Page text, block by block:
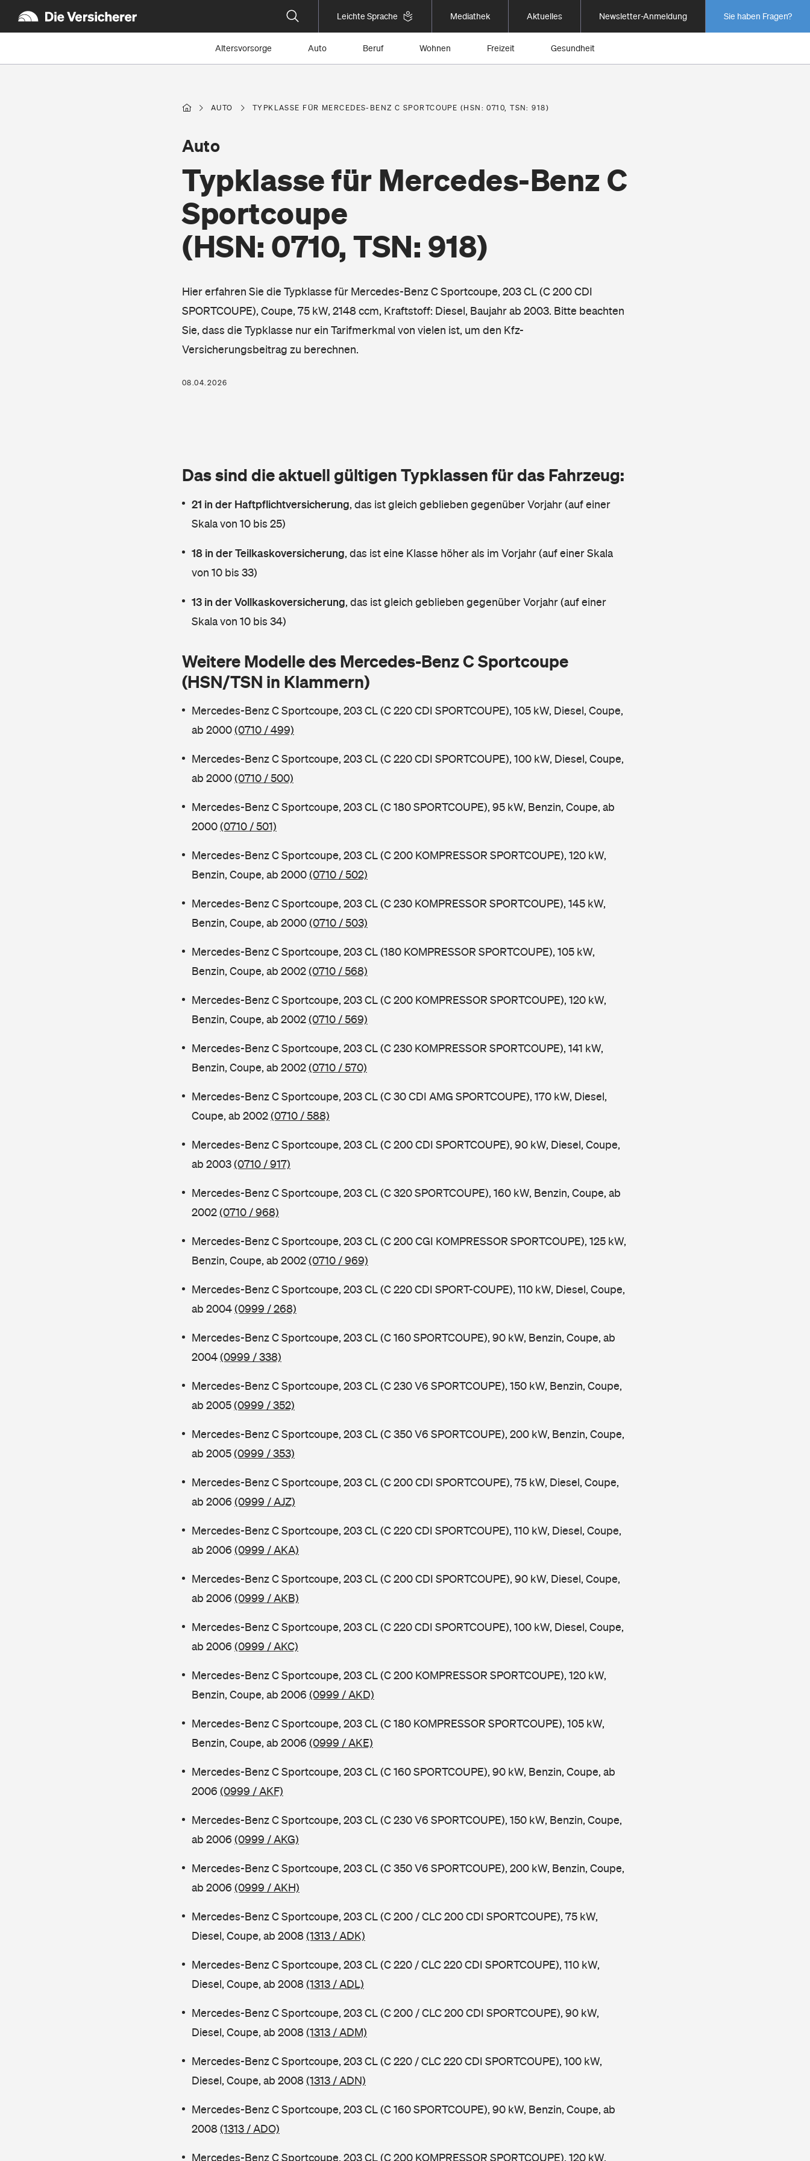
Leichte Sprache Mediathek Aktuelles Newsletter-Anmeldung Sie haben Fragen?
Altersvorsorge Auto Beruf Wohnen Freizeit Gesundheit
AUTO TYPKLASSE FÜR MERCEDES-BENZ C SPORTCOUPE (HSN: 0710, TSN: 918)
Typklasse für Mercedes-Benz C
Sportcoupe
(HSN: 0710, TSN: 918)
Auto
Hier erfahren Sie die Typklasse für Mercedes-Benz C Sportcoupe, 203 CL (C 200 CDI
SPORTCOUPE), Coupe, 75 kW, 2148 ccm, Kraftstoff: Diesel, Baujahr ab 2003. Bitte beachten
Sie, dass die Typklasse nur ein Tarifmerkmal von vielen ist, um den Kfz-
Versicherungsbeitrag zu berechnen.
08.04.2026
Das sind die aktuell gültigen Typklassen für das Fahrzeug:
21 in der Haftpflichtversicherung, das ist gleich geblieben gegenüber Vorjahr (auf einer
Skala von 10 bis 25)
18 in der Teilkaskoversicherung, das ist eine Klasse höher als im Vorjahr (auf einer Skala
von 10 bis 33)
13 in der Vollkaskoversicherung, das ist gleich geblieben gegenüber Vorjahr (auf einer
Skala von 10 bis 34)
Weitere Modelle des Mercedes-Benz C Sportcoupe
(HSN/TSN in Klammern)
Mercedes-Benz C Sportcoupe, 203 CL (C 220 CDI SPORTCOUPE), 105 kW, Diesel, Coupe,
ab 2000(0710 / 499)
Mercedes-Benz C Sportcoupe, 203 CL (C 220 CDI SPORTCOUPE), 100 kW, Diesel, Coupe,
ab 2000(0710 / 500)
Mercedes-Benz C Sportcoupe, 203 CL (C 180 SPORTCOUPE), 95 kW, Benzin, Coupe, ab
2000(0710 / 501)
Mercedes-Benz C Sportcoupe, 203 CL (C 200 KOMPRESSOR SPORTCOUPE), 120 kW,
Benzin, Coupe, ab 2000(0710 / 502)
Mercedes-Benz C Sportcoupe, 203 CL (C 230 KOMPRESSOR SPORTCOUPE), 145 kW,
Benzin, Coupe, ab 2000(0710 / 503)
Mercedes-Benz C Sportcoupe, 203 CL (180 KOMPRESSOR SPORTCOUPE), 105 kW,
Benzin, Coupe, ab 2002(0710 / 568)
Mercedes-Benz C Sportcoupe, 203 CL (C 200 KOMPRESSOR SPORTCOUPE), 120 kW,
Benzin, Coupe, ab 2002(0710 / 569)
Mercedes-Benz C Sportcoupe, 203 CL (C 230 KOMPRESSOR SPORTCOUPE), 141 kW,
Benzin, Coupe, ab 2002(0710 / 570)
Mercedes-Benz C Sportcoupe, 203 CL (C 30 CDI AMG SPORTCOUPE), 170 kW, Diesel,
Coupe, ab 2002(0710 / 588)
Mercedes-Benz C Sportcoupe, 203 CL (C 200 CDI SPORTCOUPE), 90 kW, Diesel, Coupe,
ab 2003(0710 / 917)
Mercedes-Benz C Sportcoupe, 203 CL (C 320 SPORTCOUPE), 160 kW, Benzin, Coupe, ab
2002(0710 / 968)
Mercedes-Benz C Sportcoupe, 203 CL (C 200 CGI KOMPRESSOR SPORTCOUPE), 125 kW,
Benzin, Coupe, ab 2002(0710 / 969)
Mercedes-Benz C Sportcoupe, 203 CL (C 220 CDI SPORT-COUPE), 110 kW, Diesel, Coupe,
ab 2004(0999 / 268)
Mercedes-Benz C Sportcoupe, 203 CL (C 160 SPORTCOUPE), 90 kW, Benzin, Coupe, ab
2004(0999 / 338)
Mercedes-Benz C Sportcoupe, 203 CL (C 230 V6 SPORTCOUPE), 150 kW, Benzin, Coupe,
ab 2005(0999 / 352)
Mercedes-Benz C Sportcoupe, 203 CL (C 350 V6 SPORTCOUPE), 200 kW, Benzin, Coupe,
ab 2005(0999 / 353)
Mercedes-Benz C Sportcoupe, 203 CL (C 200 CDI SPORTCOUPE), 75 kW, Diesel, Coupe,
ab 2006 (0999 / AJZ)
Mercedes-Benz C Sportcoupe, 203 CL (C 220 CDI SPORTCOUPE), 110 kW, Diesel, Coupe,
ab 2006 (0999 / AKA)
Mercedes-Benz C Sportcoupe, 203 CL (C 200 CDI SPORTCOUPE), 90 kW, Diesel, Coupe,
ab 2006 (0999 / AKB)
Mercedes-Benz C Sportcoupe, 203 CL (C 220 CDI SPORTCOUPE), 100 kW, Diesel, Coupe,
ab 2006 (0999 / AKC)
Mercedes-Benz C Sportcoupe, 203 CL (C 200 KOMPRESSOR SPORTCOUPE), 120 kW,
Benzin, Coupe, ab 2006 (0999 / AKD)
Mercedes-Benz C Sportcoupe, 203 CL (C 180 KOMPRESSOR SPORTCOUPE), 105 kW,
Benzin, Coupe, ab 2006 (0999 / AKE)
Mercedes-Benz C Sportcoupe, 203 CL (C 160 SPORTCOUPE), 90 kW, Benzin, Coupe, ab
2006 (0999 / AKF)
Mercedes-Benz C Sportcoupe, 203 CL (C 230 V6 SPORTCOUPE), 150 kW, Benzin, Coupe,
ab 2006 (0999 / AKG)
Mercedes-Benz C Sportcoupe, 203 CL (C 350 V6 SPORTCOUPE), 200 kW, Benzin, Coupe,
ab 2006 (0999 / AKH)
Mercedes-Benz C Sportcoupe, 203 CL (C 200 / CLC 200 CDI SPORTCOUPE), 75 kW,
Diesel, Coupe, ab 2008(1313 / ADK)
Mercedes-Benz C Sportcoupe, 203 CL (C 220 / CLC 220 CDI SPORTCOUPE), 110 kW,
Diesel, Coupe, ab 2008(1313 / ADL)
Mercedes-Benz C Sportcoupe, 203 CL (C 200 / CLC 200 CDI SPORTCOUPE), 90 kW,
Diesel, Coupe, ab 2008(1313 / ADM)
Mercedes-Benz C Sportcoupe, 203 CL (C 220 / CLC 220 CDI SPORTCOUPE), 100 kW,
Diesel, Coupe, ab 2008(1313 / ADN)
Mercedes-Benz C Sportcoupe, 203 CL (C 160 SPORTCOUPE), 90 kW, Benzin, Coupe, ab
2008(1313 / ADO)
Mercedes-Benz C Sportcoupe, 203 CL (C 200 KOMPRESSOR SPORTCOUPE), 120 kW,